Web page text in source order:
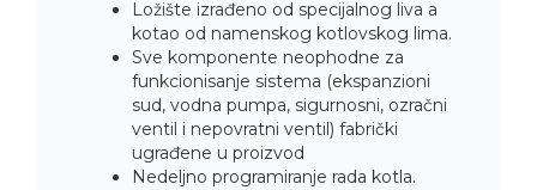
Ložište izrađeno od specijalnog liva a
kotao od namenskog kotlovskog lima.
Sve komponente neophodne za
funkcionisanje sistema (ekspanzioni
sud, vodna pumpa, sigurnosni, ozračni
ventil i nepovratni ventil) fabrički
ugrađene u proizvod
Nedeljno programiranje rada kotla.